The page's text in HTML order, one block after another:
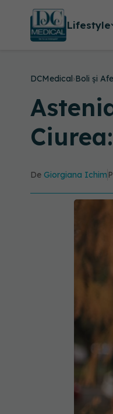
Lifestyle
DCMedical›Boli și
De Giorgiana Ichim